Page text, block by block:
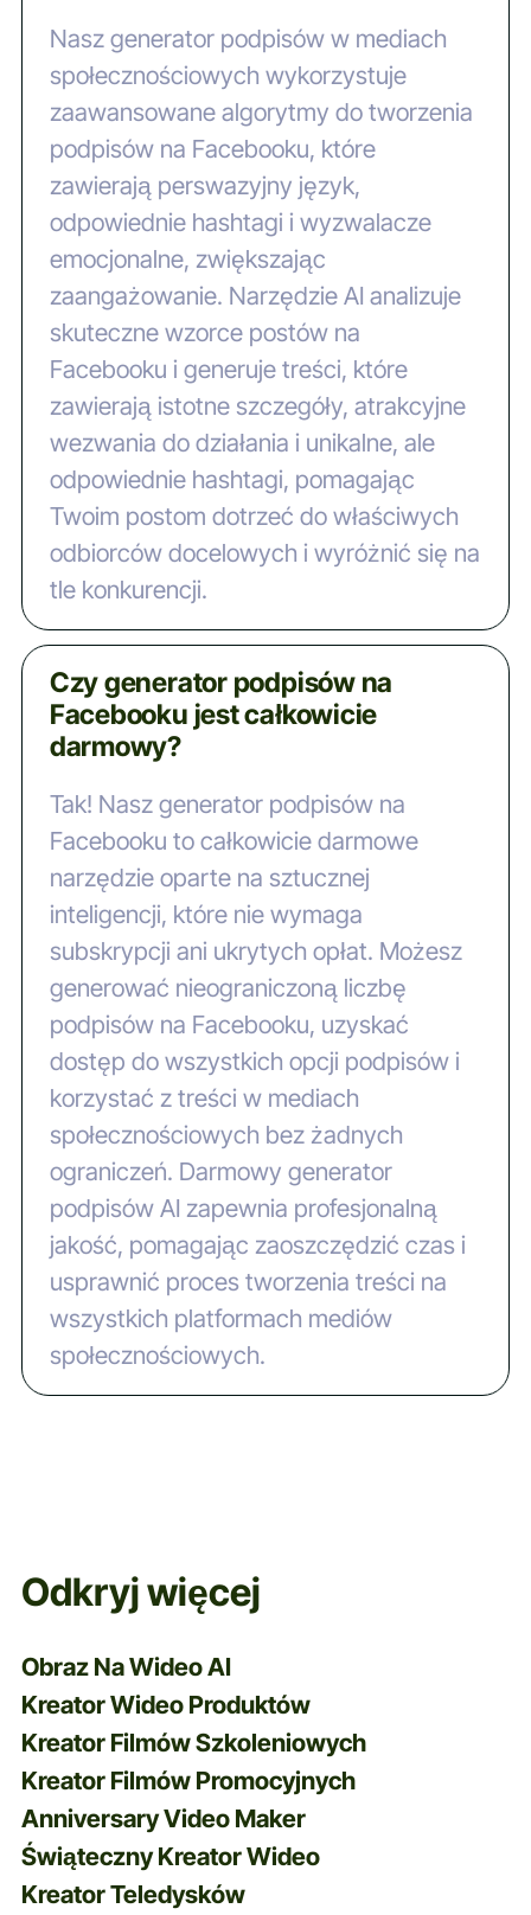
Nasz generator podpisów w mediach
społecznościowych wykorzystuje
zaawansowane algorytmy do tworzenia
podpisów na Facebooku, które
zawierają perswazyjny język,
odpowiednie hashtagi i wyzwalacze
emocjonalne, zwiększając
zaangażowanie. Narzędzie AI analizuje
skuteczne wzorce postów na
Facebooku i generuje treści, które
zawierają istotne szczegóły, atrakcyjne
wezwania do działania i unikalne, ale
odpowiednie hashtagi, pomagając
Twoim postom dotrzeć do właściwych
odbiorców docelowych i wyróżnić się na
tle konkurencji.
Czy generator podpisów na
Facebooku jest całkowicie
darmowy?
Tak! Nasz generator podpisów na
Facebooku to całkowicie darmowe
narzędzie oparte na sztucznej
inteligencji, które nie wymaga
subskrypcji ani ukrytych opłat. Możesz
generować nieograniczoną liczbę
podpisów na Facebooku, uzyskać
dostęp do wszystkich opcji podpisów i
korzystać z treści w mediach
społecznościowych bez żadnych
ograniczeń. Darmowy generator
podpisów AI zapewnia profesjonalną
jakość, pomagając zaoszczędzić czas i
usprawnić proces tworzenia treści na
wszystkich platformach mediów
społecznościowych.
Odkryj więcej
Obraz Na Wideo AI
Kreator Wideo Produktów
Kreator Filmów Szkoleniowych
Kreator Filmów Promocyjnych
Anniversary Video Maker
Świąteczny Kreator Wideo
Kreator Teledysków